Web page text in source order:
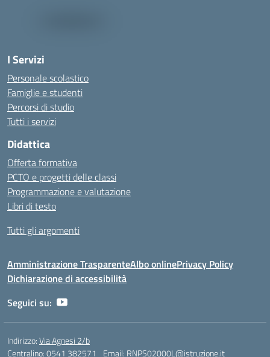
I Servizi
Personale scolastico
Famiglie e studenti
Percorsi di studio
Tutti i servizi
Didattica
Offerta formativa
PCTO e progetti delle classi
Programmazione e valutazione
Libri di testo
Tutti gli argomenti
Amministrazione TrasparenteAlbo onlinePrivacy Policy
Dichiarazione di accessibilità
Seguici su:
Indirizzo:Via Agnesi 2/b
Centralino:0541 382571 Email: RNPS02000L@istruzione.it